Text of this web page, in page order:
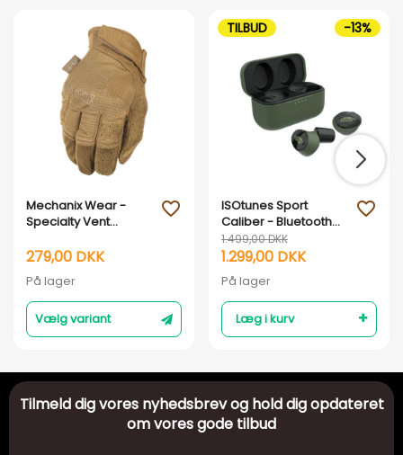
Mechanix Wear -
Specialty Vent
Sandfarvet
279,00 DKK
På lager
Vælg variant
favorite_outline
ISOtunes Sport
Caliber - Bluetooth
Earplug
1.499,00 DKK
1.299,00 DKK
På lager
Læg i kurv
favorite_outline
TILBUD -13%
Tilmeld dig vores nyhedsbrev og hold dig opdateret
om vores gode tilbud